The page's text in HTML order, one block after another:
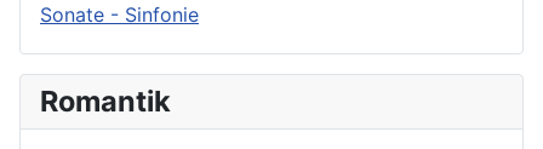
Sonate - Sinfonie
Romantik